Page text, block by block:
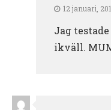
12 januari,
Jag
ikväll.